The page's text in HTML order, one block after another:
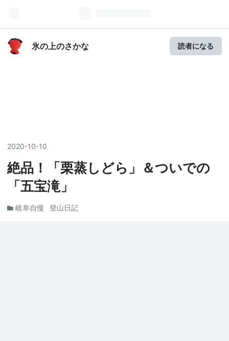
氷の上のさかな 読者になる
2020-10-10
絶品！「栗蒸しどら」＆ついでの
「五宝滝」
岐阜自慢 登山日記